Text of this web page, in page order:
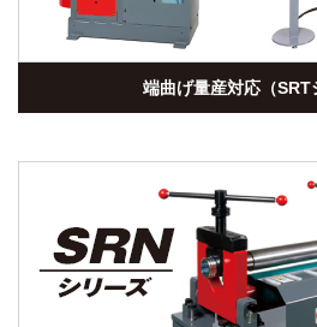
端曲げ量産対応（SRT